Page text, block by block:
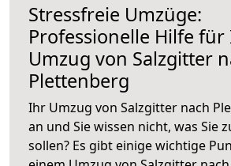
Stressfreie Umzüge:
Professionelle Hilfe
Umzug von Salzgitter
Plettenberg
Ihr Umzug von Salzgitter nach
an und Sie wissen nicht, was Sie
sollen? Es gibt einige wichtige